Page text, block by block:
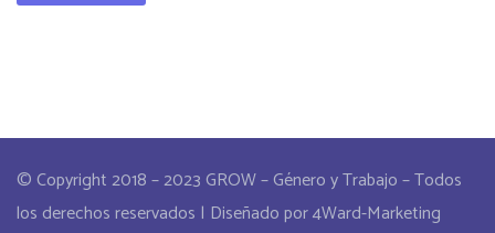
© Copyright 2018 – 2023 GROW – Género y Trabajo – Todos
los derechos reservados | Diseñado por 4Ward-Marketing